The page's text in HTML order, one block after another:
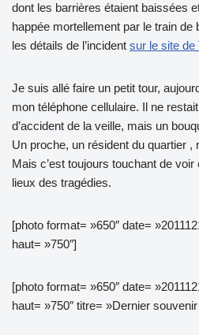
dont les barrières étaient baissées
happée mortellement par le train
les détails de l’incident sur le site de
Je suis allé faire un petit tour,
mon téléphone cellulaire. Il ne
d’accident de la veille, mais un
Un proche, un résident du quartier ,
Mais c’est toujours touchant de
lieux des tragédies.
[photo format= »650″ date=
haut= »750″]
[photo format= »650″ date=
haut= »750″ titre= »Dernier